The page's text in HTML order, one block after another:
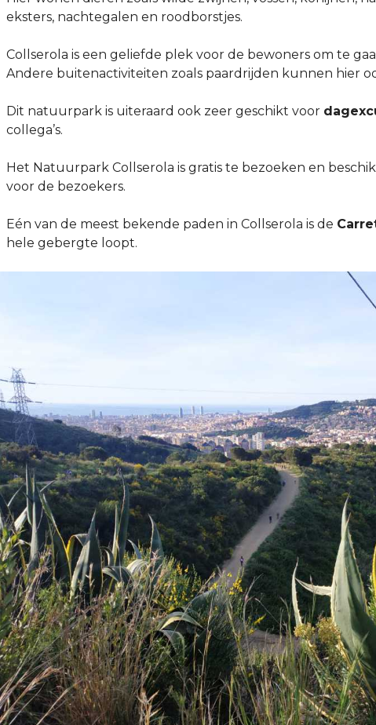
eksters, nachtegalen en roodborstjes.
Collserola is een geliefde plek voor de bewoners om te
Andere buitenactiviteiten zoals paardrijden kunnen hier
Dit natuurpark is uiteraard ook zeer geschikt voor
collega’s.
Het Natuurpark Collserola is gratis te bezoeken en
voor de bezoekers.
Eén van de meest bekende paden in Collserola is de
hele gebergte loopt.